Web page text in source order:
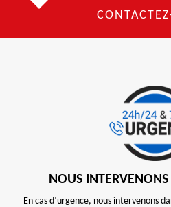
NOUS
En cas d’urgence, nous intervenons